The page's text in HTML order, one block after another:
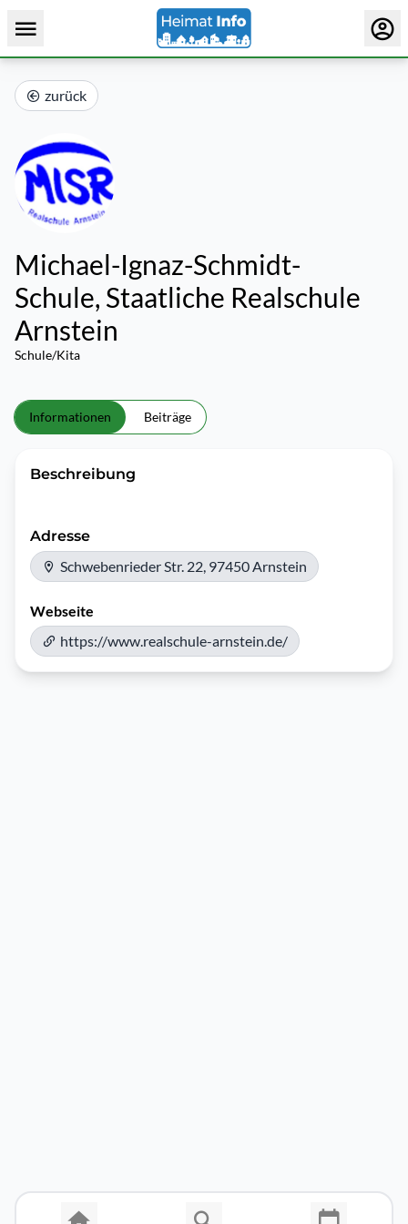
zurück
Michael-Ignaz-Schmidt-
Schule, Staatliche Realschule
Arnstein
Schule/Kita
Informationen Beiträge
Beschreibung
Adresse
Schwebenrieder Str. 22, 97450 Arnstein
Webseite
https://www.realschule-arnstein.de/